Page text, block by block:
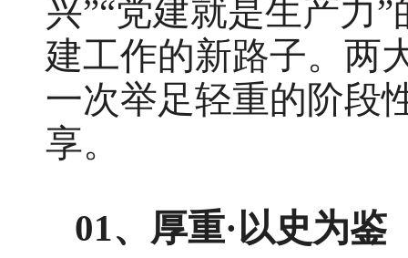
兴”“党建就是生产力
建工作的新路子。两
一次举足轻重的阶段
享。
01、 厚重·以史为鉴